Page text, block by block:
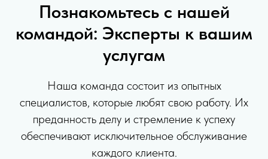
Познакомьтесь с нашей
командой: Эксперты к вашим
услугам
Наша команда состоит из опытных
специалистов, которые любят свою работу. Их
преданность делу и стремление к успеху
обеспечивают исключительное обслуживание
каждого клиента.